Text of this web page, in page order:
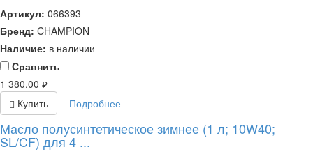
Артикул: 066393
Бренд: CHAMPION
Наличие: в наличии
Cравнить
1 380.00 руб.
Купить Подробнее
Масло полусинтетическое зимнее (1 л; 10W40;
SL/CF) для 4 ...